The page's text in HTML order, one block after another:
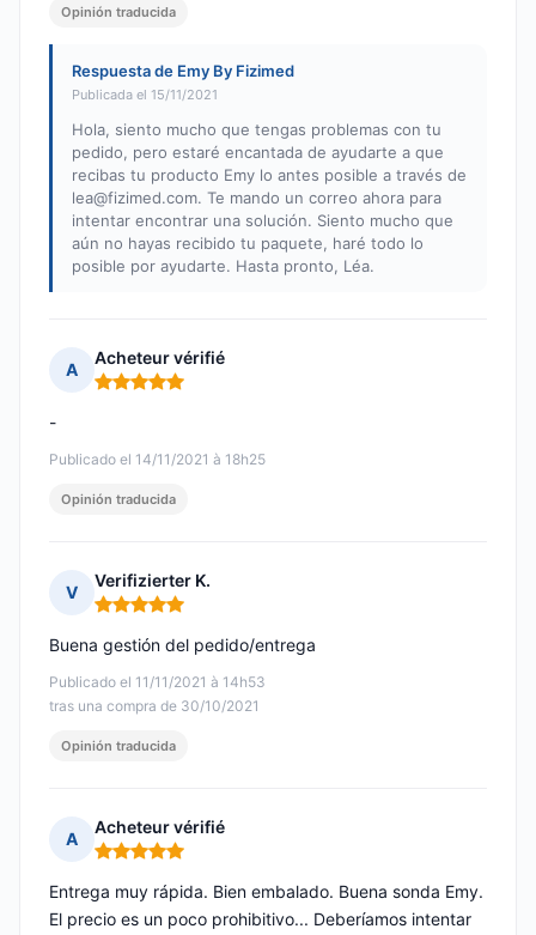
Opinión traducida
Respuesta de Emy By Fizimed
Publicada el 15/11/2021
Hola, siento mucho que tengas problemas con tu
pedido, pero estaré encantada de ayudarte a que
recibas tu producto Emy lo antes posible a través de
lea@fizimed.com. Te mando un correo ahora para
intentar encontrar una solución. Siento mucho que
aún no hayas recibido tu paquete, haré todo lo
posible por ayudarte. Hasta pronto, Léa.
A
Acheteur vérifié
Nota: 5 de 5
Publicado el 14/11/2021 à 18h25
-
Opinión traducida
V
Verifizierter K.
Nota: 5 de 5
Publicado el 11/11/2021 à 14h53
tras una compra de 30/10/2021
Buena gestión del pedido/entrega
Opinión traducida
A
Acheteur vérifié
Nota: 5 de 5
Entrega muy rápida. Bien embalado. Buena sonda Emy.
El precio es un poco prohibitivo... Deberíamos intentar